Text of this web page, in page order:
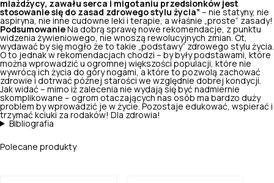
miażdżycy, zawału serca i migotaniu przedsionków jest
stosowanie się do zasad zdrowego stylu życia” – nie statyny, nie
aspiryna, nie inne cudowne leki i terapie, a właśnie „proste” zasady!
Podsumowanie Na dobrą sprawę nowe rekomendacje, z punktu
widzenia żywieniowego, nie wnoszą rewolucyjnych zmian. Ot,
wydawać by się mogło że to takie „podstawy” zdrowego stylu życia.
O to jednak w rekomendacjach chodzi – by były podstawami, które
można wprowadzić u ogromnej większości populacji, które nie
wywrócą ich życia do góry nogami, a które to pozwolą zachować
zdrowie i dotrwać późnej starości we względnie dobrej kondycji.
Jak widać – mimo iż zalecenia nie wydają się być nadmiernie
skomplikowane – ogrom otaczających nas osób ma bardzo duży
problem by wprowadzić je w życie. Pozostaje edukować, wspierać i
trzymać kciuki za rodaków! Dla zdrowia!
Bibliografia
Polecane produkty